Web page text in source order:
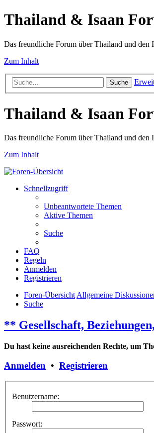
Thailand & Isaan
Das freundliche Forum über Thailand und den
Zum Inhalt
Suche
Thailand & Isaan
Das freundliche Forum über Thailand und den
Zum Inhalt
Schnellzugriff
Unbeantwortete Themen
Aktive Themen
Suche
FAQ
Regeln
Anmelden
Registrieren
Foren-Übersicht Allgemeine
Suche
** Gesellschaft,
Du hast keine ausreichenden Rechte, um
Anmelden • Registrieren
Benutzername:
Passwort: